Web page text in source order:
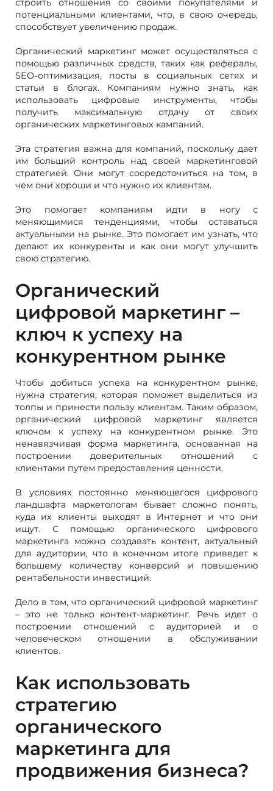
строить отношения со своими покупателями и
потенциальными клиентами, что, в свою очередь,
способствует увеличению продаж.
Органический маркетинг может осуществляться с
помощью различных средств, таких как рефералы,
SEO-оптимизация, посты в социальных сетях и
статьи в блогах. Компаниям нужно знать, как
использовать цифровые инструменты, чтобы
получить максимальную отдачу от своих
органических маркетинговых кампаний.
Эта стратегия важна для компаний, поскольку дает
им больший контроль над своей маркетинговой
стратегией. Они могут сосредоточиться на том, в
чем они хороши и что нужно их клиентам.
Это помогает компаниям идти в ногу с
меняющимися тенденциями, чтобы оставаться
актуальными на рынке. Это помогает им узнать, что
делают их конкуренты и как они могут улучшить
свою стратегию.
Органический
цифровой маркетинг –
ключ к успеху на
конкурентном рынке
Чтобы добиться успеха на конкурентном рынке,
нужна стратегия, которая поможет выделиться из
толпы и принести пользу клиентам. Таким образом,
органический цифровой маркетинг является
ключом к успеху на конкурентном рынке. Это
ненавязчивая форма маркетинга, основанная на
построении доверительных отношений с
клиентами путем предоставления ценности.
В условиях постоянно меняющегося цифрового
ландшафта маркетологам бывает сложно понять,
куда их клиенты выходят в Интернет и что они
ищут. С помощью органического цифрового
маркетинга можно создавать контент, актуальный
для аудитории, что в конечном итоге приведет к
большему количеству конверсий и повышению
рентабельности инвестиций.
Дело в том, что органический цифровой маркетинг
– это не только контент-маркетинг. Речь идет о
построении отношений с аудиторией и о
человеческом отношении в обслуживании
клиентов.
Как использовать
стратегию
органического
маркетинга для
продвижения бизнеса?